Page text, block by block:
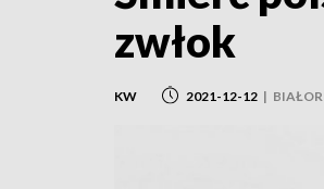
zwłok
KW 2021-12-12 |